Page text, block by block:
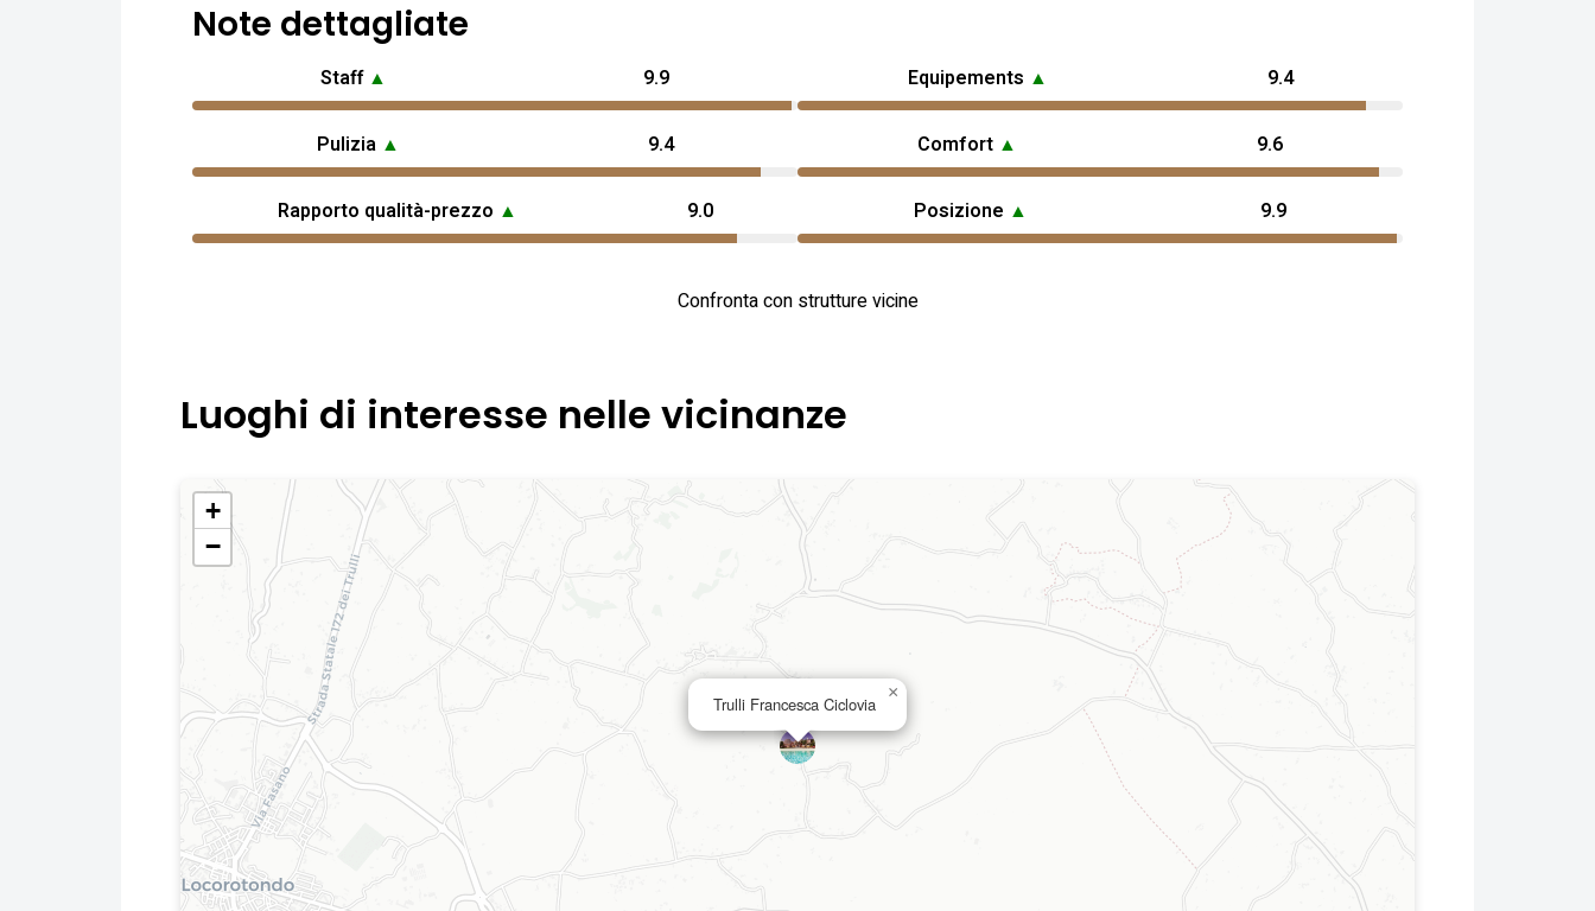
Note dettagliate
Staff ▲ 9.9 Equipements ▲ 9.4
Pulizia ▲ 9.4 Comfort ▲ 9.6
Rapporto qualità-prezzo ▲ 9.0 Posizione ▲ 9.9
Confronta con strutture vicine
Luoghi di interesse nelle vicinanze
Trulli Francesca Ciclovia
×
+
−